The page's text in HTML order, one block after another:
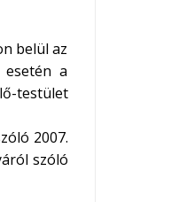
belül az
a
testület
2007.
szóló